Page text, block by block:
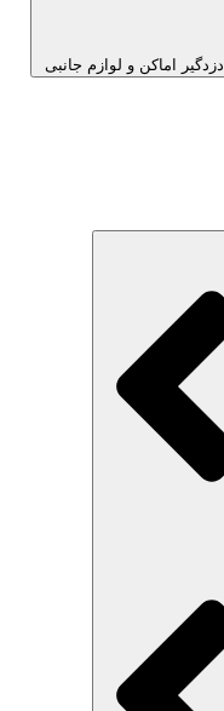
دزدگیر اماکن و لوازم جانبی